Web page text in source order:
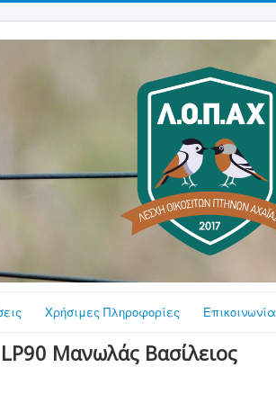
Χρήσιμες Πληροφορίες Επικοινωνία
LP90 Μανωλάς Βασίλειος